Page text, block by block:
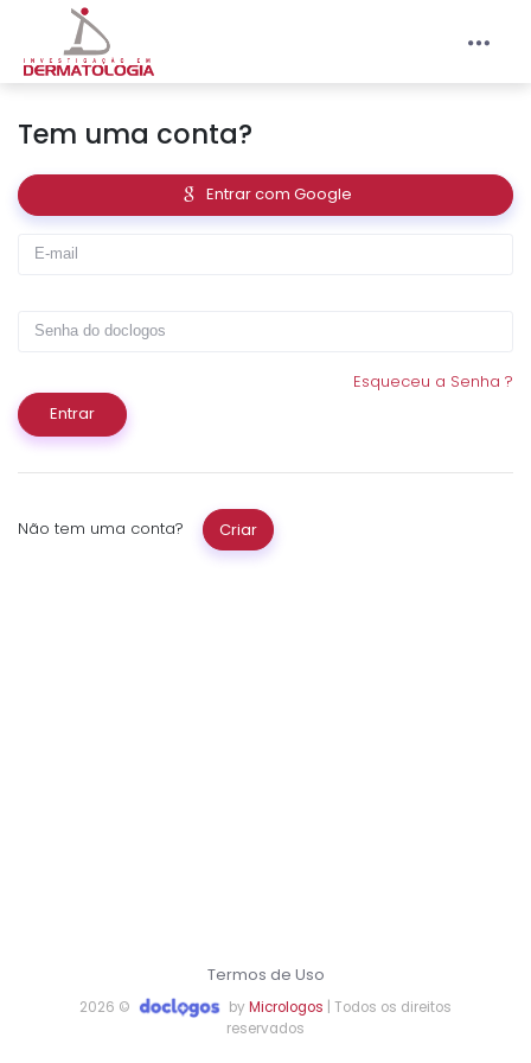
Acesso Médico
Tem uma conta?
Entrar com Google
Esqueceu a Senha ?
Entrar
Não tem uma conta? Criar
2026 © byMicrologos | Todos os direitos
reservados
Termos de Uso